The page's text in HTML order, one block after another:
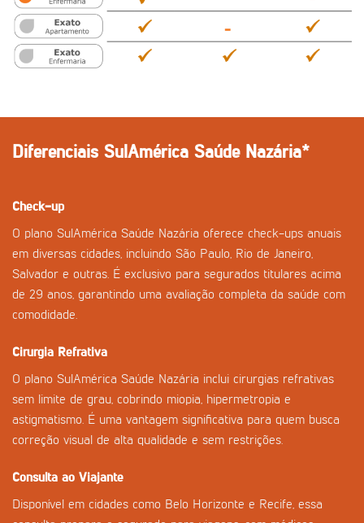
Diferenciais SulAmérica Saúde Nazária*
Check-up
O plano SulAmérica Saúde Nazária oferece check-ups anuais
em diversas cidades, incluindo São Paulo, Rio de Janeiro,
Salvador e outras. É exclusivo para segurados titulares acima
de 29 anos, garantindo uma avaliação completa da saúde com
comodidade.
Cirurgia Refrativa
O plano SulAmérica Saúde Nazária inclui cirurgias refrativas
sem limite de grau, cobrindo miopia, hipermetropia e
astigmatismo. É uma vantagem significativa para quem busca
correção visual de alta qualidade e sem restrições.
Consulta ao Viajante
Disponível em cidades como Belo Horizonte e Recife, essa